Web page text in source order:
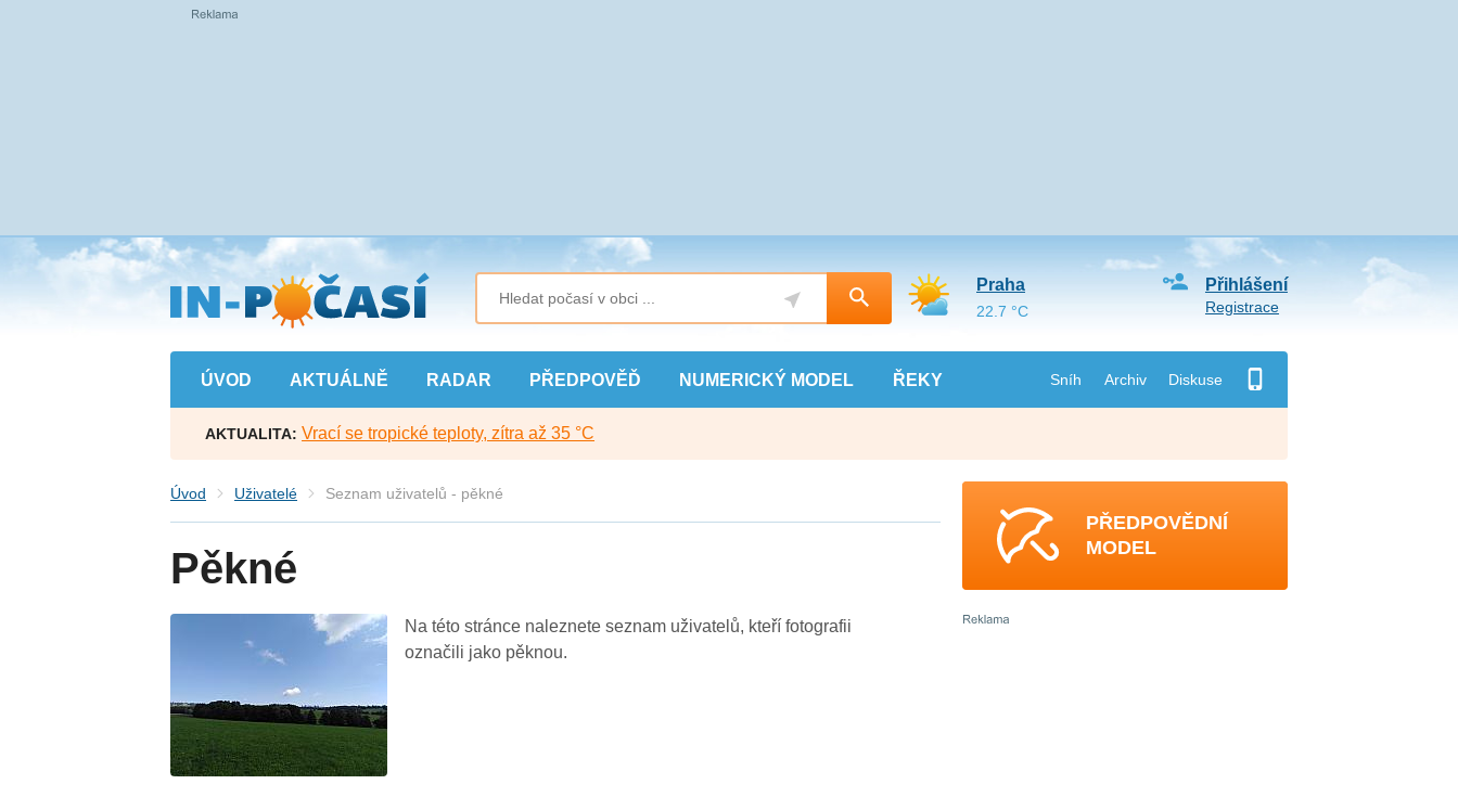
Přejít
na
hlavní
obsah
ÚVOD AKTUÁLNĚ RADAR PŘEDPOVĚĎ NUMERICKÝ MODEL ŘEKY Sníh Archiv Diskuse
Přihlášení
Registrace
Praha
22.7 °C
AKTUALITA: Vrací se tropické teploty, zítra až 35 °C
Úvod Uživatelé Seznam uživatelů - pěkné
Pěkné
Na této stránce naleznete seznam uživatelů, kteří fotografii
označili jako pěknou.
PŘEDPOVĚDNÍ
MODEL